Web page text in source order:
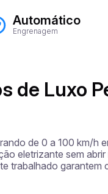
Automático
Engrenagem
de Luxo
de 0 a 100 km/h
eletrizante sem
trabalhado